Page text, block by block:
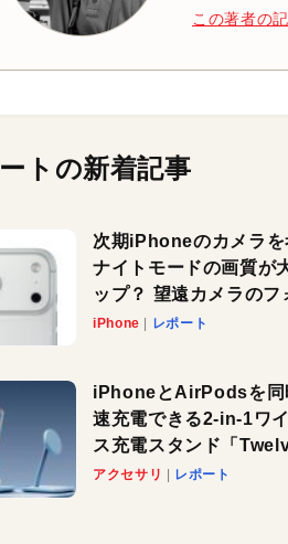
この著者の
トの新着記事
次期iPhoneのカメラを
ナイトモードの画質が
ップ？ 望遠カメラのフ
スがさらにシャープに？
iPhone レポート
iPhoneとAirPodsを同
速充電できる2-in-1ワ
ス充電スタンド「
South HiRise 2
アクセサリ レポート